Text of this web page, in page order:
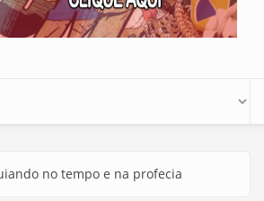
no tempo e na profecia